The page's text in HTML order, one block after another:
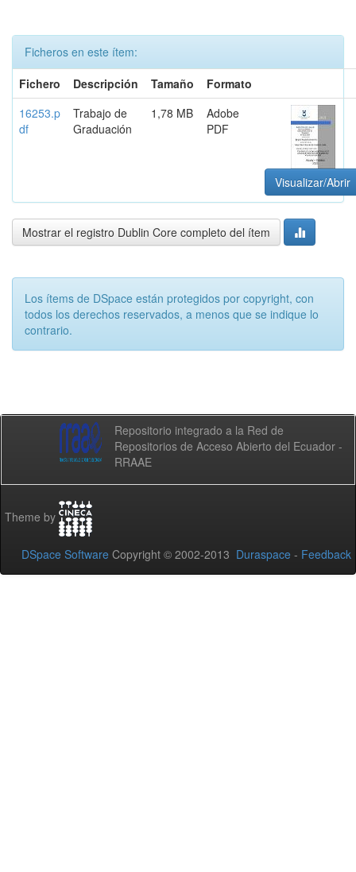
Ficheros en este ítem:
Fichero
Descripción Tamaño
Formato
16253.p
df
Trabajo de
Graduación
1,78 MB
Adobe
PDF
Visualizar/Abrir
Mostrar el registro Dublin Core completo del ítem
Los ítems de DSpace están protegidos por copyright, con
todos los derechos reservados, a menos que se indique lo
contrario.
Repositorio integrado a la Red de
Repositorios de Acceso Abierto del Ecuador -
RRAAE
Theme by
DSpace Software Copyright © 2002-2013 Duraspace - Feedback